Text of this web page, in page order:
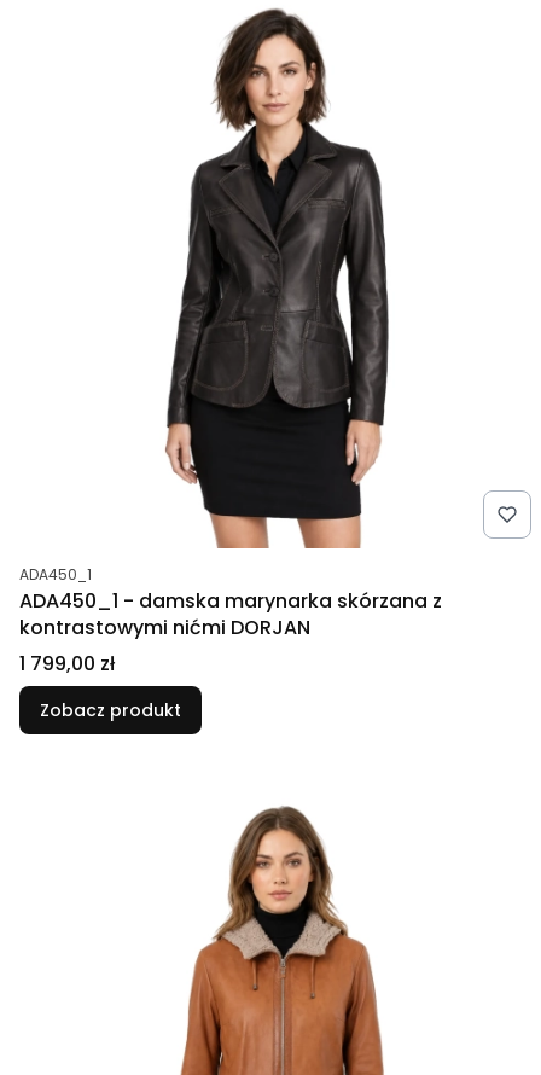
Kod produktu
ADA450_1
ADA450_1 - damska marynarka skórzana z
kontrastowymi nićmi DORJAN
Cena
1 799,00 zł
Zobacz produkt